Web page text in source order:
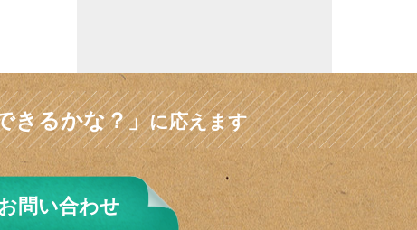
きるかな？」に応えます
問い合わせ